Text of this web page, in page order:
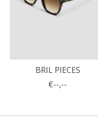
BRIL PIECES
€--,--